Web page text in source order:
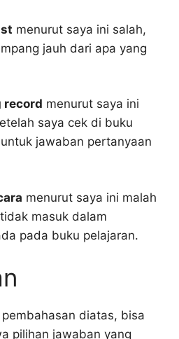
menurut saya ini salah,
jauh dari apa yang
record menurut saya ini
saya cek di buku
jawaban pertanyaan
menurut saya ini malah
masuk dalam
pada buku pelajaran.
diatas, bisa
pilihan jawaban yang